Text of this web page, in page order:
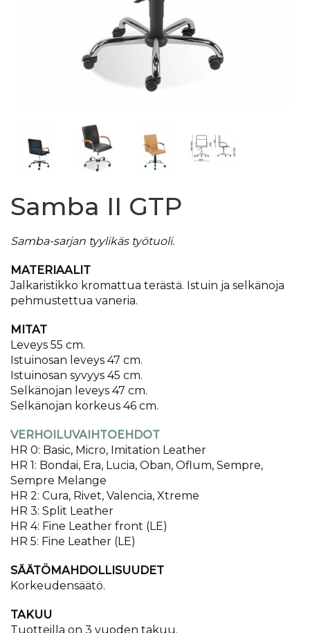
Samba II GTP
​Samba-sarjan tyylikäs työtuoli.
MATERIAALIT
Jalkaristikko kromattua terästä. Istuin ja selkänoja
pehmustettua vaneria.
MITAT
Leveys 55 cm.
Istuinosan leveys 47 cm.
Istuinosan syvyys 45 cm.
Selkänojan leveys 47 cm.
Selkänojan korkeus 46 cm.
VERHOILUVAIHTOEHDOT
HR 0: Basic, Micro, Imitation Leather
HR 1: Bondai, Era, Lucia, Oban, Oflum, Sempre,
Sempre Melange
HR 2: Cura, Rivet, Valencia, Xtreme
HR 3: Split Leather
HR 4: Fine Leather front (LE)
HR 5: Fine Leather (LE)
SÄÄTÖMAHDOLLISUUDET
Korkeudensäätö.
TAKUU
Tuotteilla on 3 vuoden takuu.